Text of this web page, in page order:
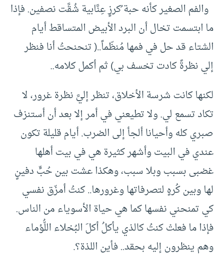
والفم الصغير كأنه حبة ُكرزٍ عِنَّابية شُقَّت نصفين. فإذا
ما ابتسمت تخال أن البرد الأبيض المتساقط أيام
الشتاء قد حل في فمها مُنظّماً..( تنحنحتُ أنا فنظر
إلي نظرةً كادت تخسف بي) ثم أكمل كلامه..
لكنها كانت شرسة الأخلاق، تنظر إليَّ نظرة غرور، لا
تكاد تسمع لي. ولا تطيعني في أمر إلا بعد أن أستنزف
صبري كله وأحيانا ألجأ إلى الضرب. أيام قليلة تكون
عندي في البيت وأشهر كثيرة هي في بيت أهلها
غضبى بسبب وبلا سبب، وهكذا عشت بين حُبٍّ دفينٍ
لها وبين كُرهٍ لتصرفاتها وغرورها.. كنتُ أمزّق نفسي
كي تمنحني نفسها كما هي حياة الأسوياء من الناس.
فإذا ما فعلتْ كنتُ كالذي يأكلُ أكلَ البُخلاء اللُّؤماء
وهم ينظرون إليه بحقد.. فأين اللذة؟.